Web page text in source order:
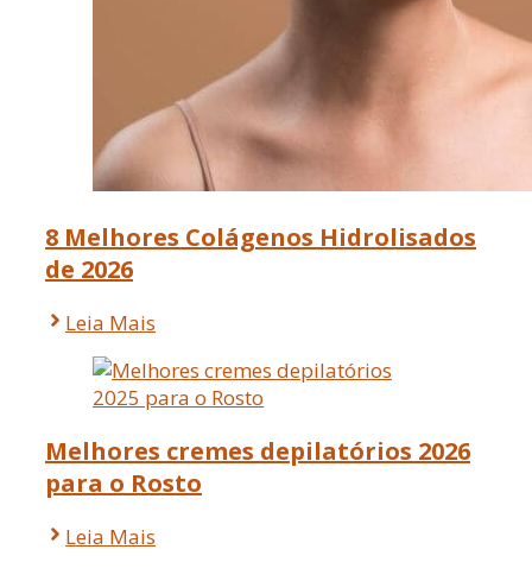
8 Melhores Colágenos Hidrolisados
de 2026
Leia Mais
Melhores cremes depilatórios 2026
para o Rosto
Leia Mais